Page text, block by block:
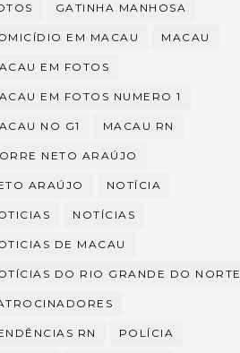
GATINHA MANHOSA
EM MACAU MACAU
EM FOTOS
EM FOTOS NUMERO 1
NO G1 MACAU RN
NETO ARAÚJO
ARAÚJO NOTÍCIA
NOTÍCIAS
DE MACAU
DO RIO GRANDE DO NORTE
RN POLÍCIA